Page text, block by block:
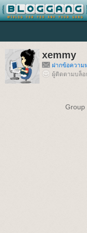
xemmy
ฝากข้อความ
ผู้ติดตามบล็อ
Group